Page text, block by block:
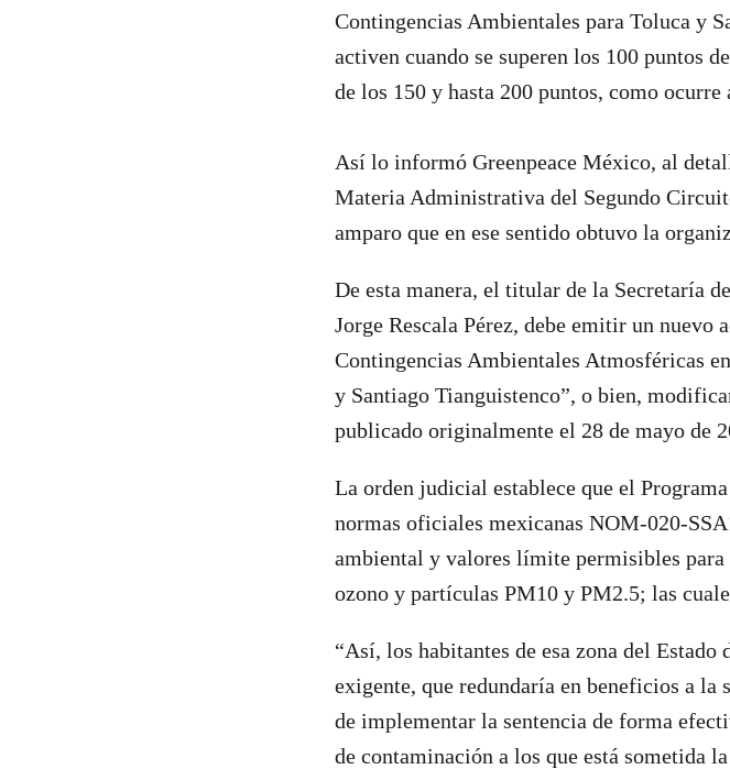
Contingencias Ambientales para Toluca y
activen cuando se superen los 100 puntos
de los 150 y hasta 200 puntos, como ocurre
Así lo informó Greenpeace México, al
Materia Administrativa del Segundo
amparo que en ese sentido obtuvo la
De esta manera, el titular de la Secretaría
Jorge Rescala Pérez, debe emitir un nuevo
Contingencias Ambientales Atmosféricas
y Santiago Tianguistenco”, o bien,
publicado originalmente el 28 de mayo de
La orden judicial establece que el
normas oficiales mexicanas NOM-020-
ambiental y valores límite permisibles
ozono y partículas PM10 y PM2.5; las
“Así, los habitantes de esa zona del
exigente, que redundaría en beneficios a
de implementar la sentencia de forma
de contaminación a los que está sometida